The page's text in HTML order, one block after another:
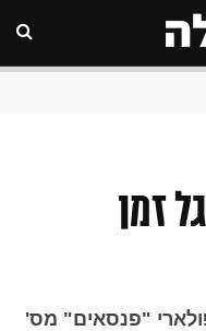
24 לרגל זמן
"פנסאים" מס'